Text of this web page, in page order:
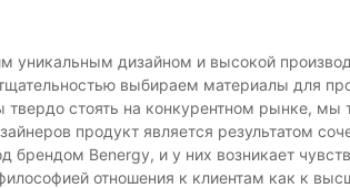
уникальным дизайном и высокой
выбираем материалы для
стоять на конкурентном рынке,
продукт является результатом
Benergy, и у них возникает
отношения к клиентам как к